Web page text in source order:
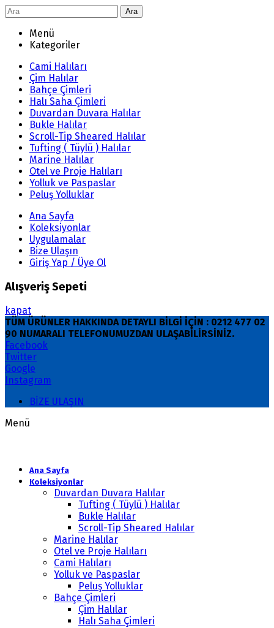
Ara
Menü
Kategoriler
Cami Halıları
Çim Halılar
Bahçe Çimleri
Halı Saha Çimleri
Duvardan Duvara Halılar
Bukle Halılar
Scroll-Tip Sheared Halılar
Tufting ( Tüylü ) Halılar
Marine Halılar
Otel ve Proje Halıları
Yolluk ve Paspaslar
Peluş Yolluklar
Ana Sayfa
Koleksiyonlar
Uygulamalar
Bize Ulaşın
Giriş Yap / Üye Ol
Alışveriş Sepeti
kapat
TÜM ÜRÜNLER HAKKINDA DETAYLI BİLGİ İÇİN : 0212 477 02
90 NUMARALI TELEFONUMUZDAN ULAŞABİLİRSİNİZ.
Facebook
Twitter
Google
Instagram
BİZE ULAŞIN
Menü
Ana Sayfa
Koleksiyonlar
Duvardan Duvara Halılar
Tufting ( Tüylü ) Halılar
Bukle Halılar
Scroll-Tip Sheared Halılar
Marine Halılar
Otel ve Proje Halıları
Cami Halıları
Yolluk ve Paspaslar
Peluş Yolluklar
Bahçe Çimleri
Çim Halılar
Halı Saha Çimleri